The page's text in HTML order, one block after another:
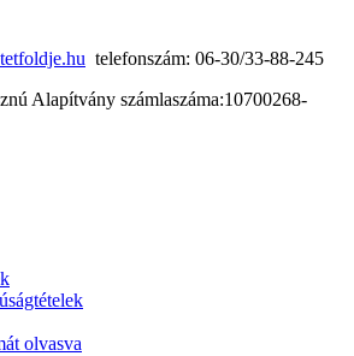
telefonszám: 06-30/33-88-245
Alapítvány számlaszáma:10700268-
olvasva